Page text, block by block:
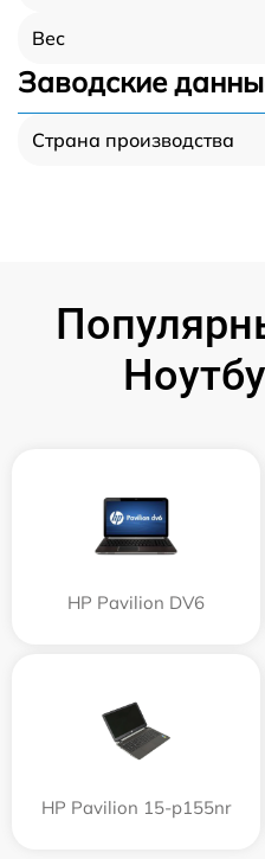
Вес
Заводские
Страна производства
HP Pavilion DV6
HP Pavilion 15-p155nr